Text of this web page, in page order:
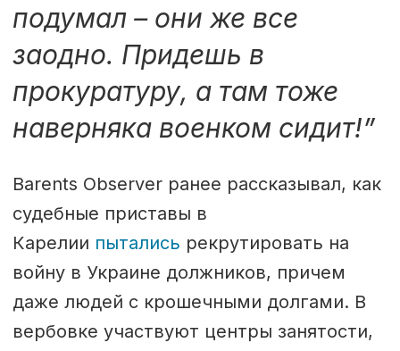
подумал – они же все
заодно. Придешь в
прокуратуру, а там тоже
наверняка военком сидит!”
Barents Observer ранее рассказывал, как
судебные приставы в
Карелии пытались рекрутировать на
войну в Украине должников, причем
даже людей с крошечными долгами. В
вербовке участвуют центры занятости,